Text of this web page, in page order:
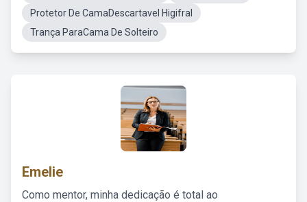
Protetor De CamaDescartavel Higifral
Trança ParaCama De Solteiro
Emelie
Como mentor, minha dedicação é total ao